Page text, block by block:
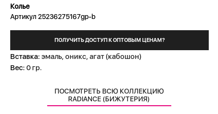
Колье
Артикул 25236275167gp-b
ПОЛУЧИТЬ ДОСТУП К ОПТОВЫМ ЦЕНАМ?
Вставка: эмаль, оникс, агат (кабошон)
Вес: 0 гр.
ПОСМОТРЕТЬ ВСЮ КОЛЛЕКЦИЮ
RADIANCE (БИЖУТЕРИЯ)